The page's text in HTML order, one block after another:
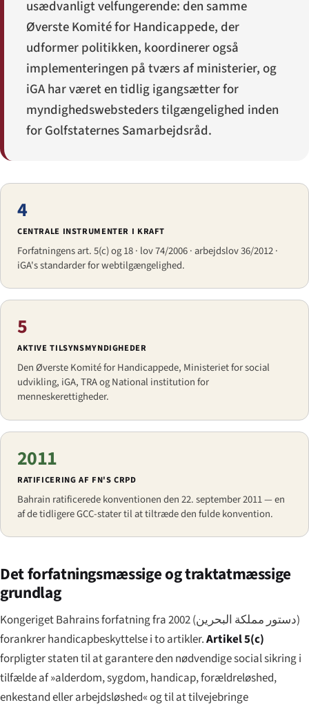
usædvanligt velfungerende: den samme
Øverste Komité for Handicappede, der
udformer politikken, koordinerer også
implementeringen på tværs af ministerier, og
iGA har været en tidlig igangsætter for
myndighedswebsteders tilgængelighed inden
for Golfstaternes Samarbejdsråd.
4
CENTRALE INSTRUMENTER I KRAFT
Forfatningens art. 5(c) og 18 · lov 74/2006 · arbejdslov 36/2012 ·
iGA's standarder for webtilgængelighed.
5
AKTIVE TILSYNSMYNDIGHEDER
Den Øverste Komité for Handicappede, Ministeriet for social
udvikling, iGA, TRA og National institution for
menneskerettigheder.
2011
RATIFICERING AF FN'S CRPD
Bahrain ratificerede konventionen den 22. september 2011 — en
af de tidligere GCC-stater til at tiltræde den fulde konvention.
Det forfatningsmæssige og traktatmæssige
grundlag
Kongeriget Bahrains forfatning fra 2002 (دستور مملكة البحرين)
forankrer handicapbeskyttelse i to artikler.Artikel 5(c)
forpligter staten til at garantere den nødvendige social sikring i
tilfælde af »alderdom, sygdom, handicap, forældreløshed,
enkestand eller arbejdsløshed« og til at tilvejebringe